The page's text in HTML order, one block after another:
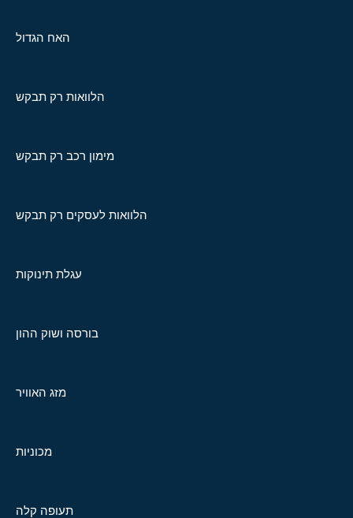
האח הגדול
הלוואות רק תבקש
מימון רכב רק תבקש
הלוואות לעסקים רק תבקש
עגלת תינוקות
בורסה ושוק ההון
מזג האוויר
מכוניות
תעופה קלה